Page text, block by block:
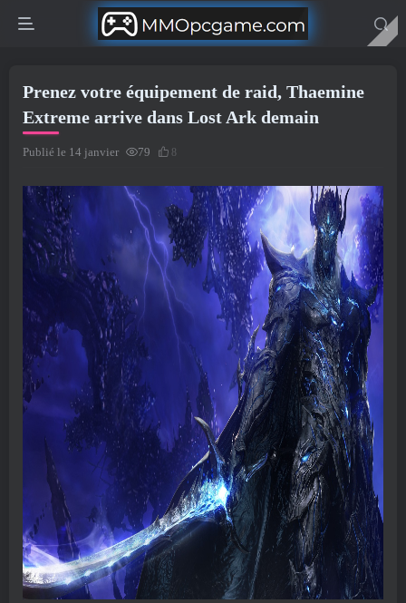
Prenez votre équipement de raid, Thaemine
Extreme arrive dans Lost Ark demain
Publié le 14 janvier 79 8